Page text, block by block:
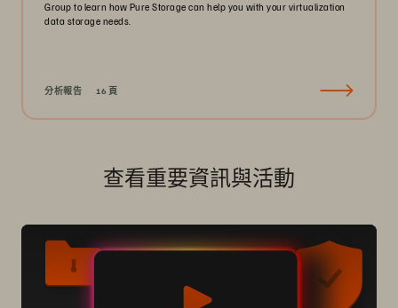
Group to learn how Pure Storage can help you with your virtualization
data storage needs.
分析報告 16 頁
查看重要資訊與活動